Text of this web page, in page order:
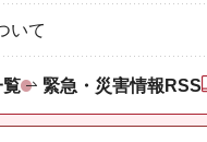
いて
覧 緊急・災害情報RSS